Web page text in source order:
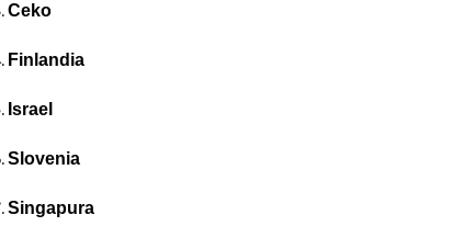
Ceko
Finlandia
Israel
Slovenia
Singapura